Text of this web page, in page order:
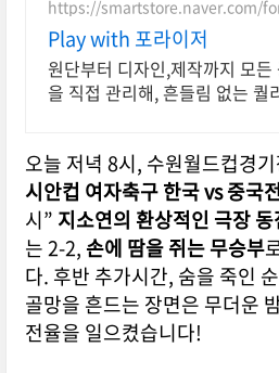
https://smartstore.naver.com/
Play with 포라이저
원단부터 디자인,제작까지 모든
을 직접 관리해, 흔들림 없는 퀄
오늘 저녁 8시, 수원월드컵경
시안컵 여자축구 한국 vs 중국
시” 지소연의 환상적인 극장
는 2-2, 손에 땀을 쥐는 무승부
다. 후반 추가시간, 숨을 죽인
골망을 흔드는 장면은 무더운
전율을 일으켰습니다!